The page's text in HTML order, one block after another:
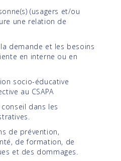
(usagers et/ou
une relation de
demande et les besoins
en interne ou en
socio-éducative
au CSAPA
dans les
de prévention,
de formation, de
et des dommages.